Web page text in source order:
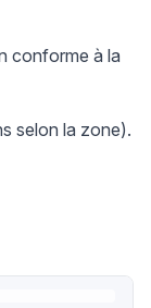
conforme à la
selon la zone).